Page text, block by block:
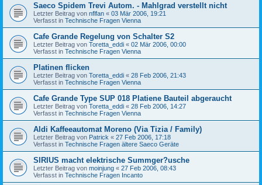
Saeco Spidem Trevi Autom. - Mahlgrad verstellt nicht
Letzter Beitrag von nflfan « 03 Mär 2006, 19:21
Verfasst in Technische Fragen Vienna
Cafe Grande Regelung von Schalter S2
Letzter Beitrag von Toretta_eddi « 02 Mär 2006, 00:00
Verfasst in Technische Fragen Vienna
Platinen flicken
Letzter Beitrag von Toretta_eddi « 28 Feb 2006, 21:43
Verfasst in Technische Fragen Vienna
Cafe Grande Type SUP 018 Platiene Bauteil abgeraucht
Letzter Beitrag von Toretta_eddi « 28 Feb 2006, 14:27
Verfasst in Technische Fragen Vienna
Aldi Kaffeeautomat Moreno (Via Tizia / Family)
Letzter Beitrag von Patrick « 27 Feb 2006, 17:18
Verfasst in Technische Fragen ältere Saeco Geräte
SIRIUS macht elektrische Summger?usche
Letzter Beitrag von moinjung « 27 Feb 2006, 08:43
Verfasst in Technische Fragen Incanto